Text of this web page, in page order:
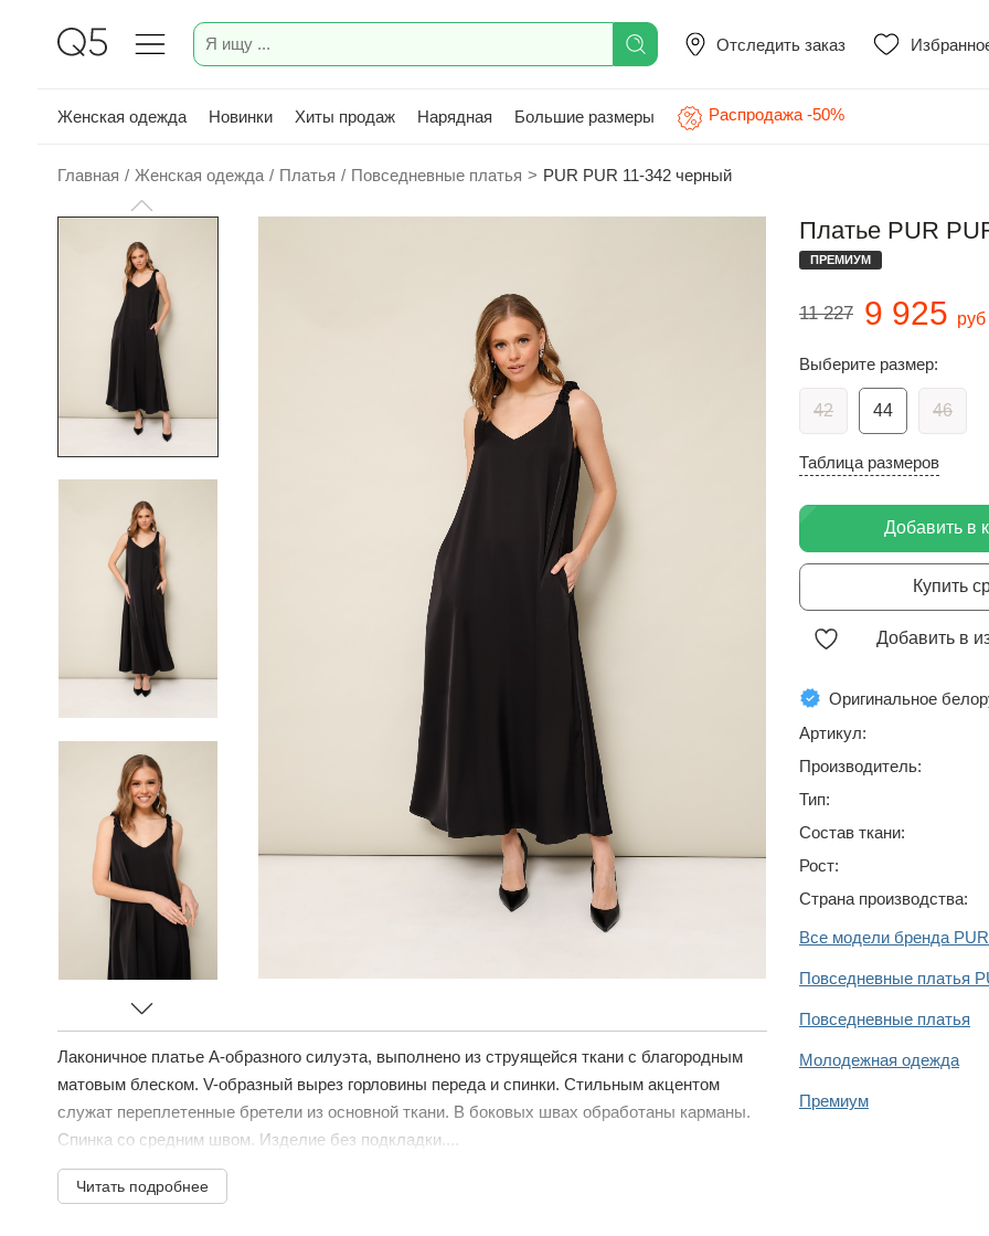
Отследить заказ
Женская одежда Новинки Хиты продаж Нарядная Большие размеры Распродажа -50%
Главная / Женская одежда / Платья / Повседневные платья > PUR PUR 11-342 черный
Лаконичное платье А-образного силуэта, выполнено из струящейся ткани с благородным
матовым блеском. V-образный вырез горловины переда и спинки. Стильным акцентом
служат переплетенные бретели из основной ткани. В боковых швах обработаны карманы.
Спинка со средним швом. Изделие без подкладки....
Читать подробнее
Платье PUR
ПРЕМИУМ
11 227 9 925 руб
Выберите размер:
42 44 46
Таблица размеров
Добавить в
Купить
Добавить в
Оригинальное
Артикул:
Производитель:
Тип:
Состав ткани:
Рост:
Страна производства:
Все модели бренда
Повседневные платья
Повседневные платья
Молодежная одежда
Премиум